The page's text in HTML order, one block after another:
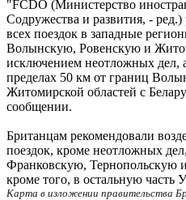
"FCDO (Министерство
Содружества и развития, - ред.)
всех поездок в западные
Волынскую, Ровенскую и
исключением неотложных дел,
пределах 50 км от границ
Житомирской областей с
сообщении.
Британцам рекомендовали
поездок, кроме неотложных
Франковскую, Тернопольскую
кроме того, в остальную часть
Карта в изложении правительства